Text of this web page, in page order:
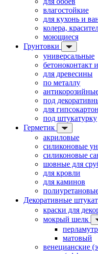
влагостойкие
для кухонь и
колера,
моющиеся
Грунтовки
универсальные
бетоноконтакт
для древесины
по металлу
под
для
под штукатурку
Герметик
акриловые
силиконовые
силиконовые
шовные для
для кровли
для каминов
Декоративные
краски для
мокрый шелк
матовый
венецианские